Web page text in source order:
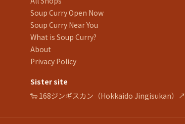
Soup Curry Open Now
Soup Curry Near You
What is Soup Curry?
About
Privacy Policy
Sister site
🐑 168ジンギスカン（Hokkaido Jingisukan）↗